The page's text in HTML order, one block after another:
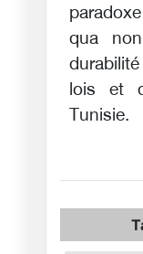
qua
lois et
Tunisie.